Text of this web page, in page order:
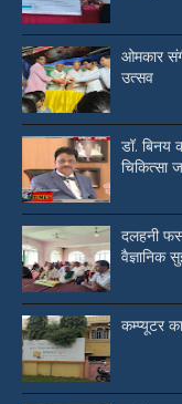
ओमकार
उत्सव
डॉ. बिनय
चिकित्सा
दलहनी
वैज्ञानिक
कम्प्यूटर